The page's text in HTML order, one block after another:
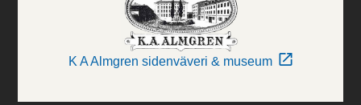
K A Almgren sidenväveri & museum